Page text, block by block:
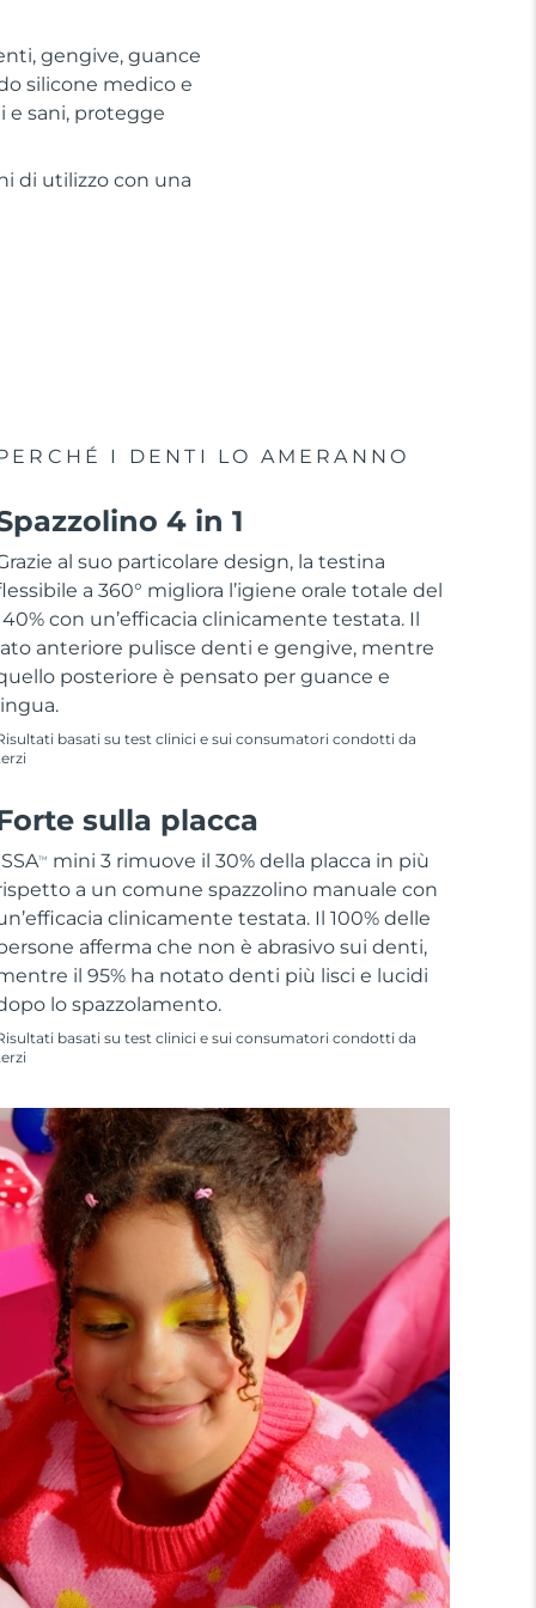
gengive, guance
silicone medico e
e sani, protegge
di utilizzo con una
I DENTI LO AMERANNO
4 in 1
al suo particolare design, la testina
a 360° migliora l’igiene orale totale del
con un’efficacia clinicamente testata. Il
anteriore pulisce denti e gengive, mentre
posteriore è pensato per guance e
basati su test clinici e sui consumatori condotti da
sulla placca
TM
mini 3 rimuove il 30% della placca in più
a un comune spazzolino manuale con
clinicamente testata. Il 100% delle
afferma che non è abrasivo sui denti,
il 95% ha notato denti più lisci e lucidi
lo spazzolamento.
basati su test clinici e sui consumatori condotti da